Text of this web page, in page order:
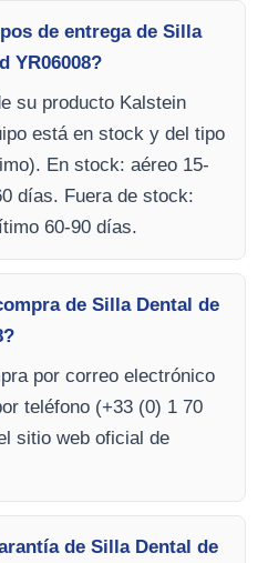
de entrega de Silla
YR06008?
su producto Kalstein
está en stock y del tipo
En stock: aéreo 15-
días. Fuera de stock:
60-90 días.
de Silla Dental de
por correo electrónico
teléfono (+33 (0) 1 70
sitio web oficial de
de Silla Dental de